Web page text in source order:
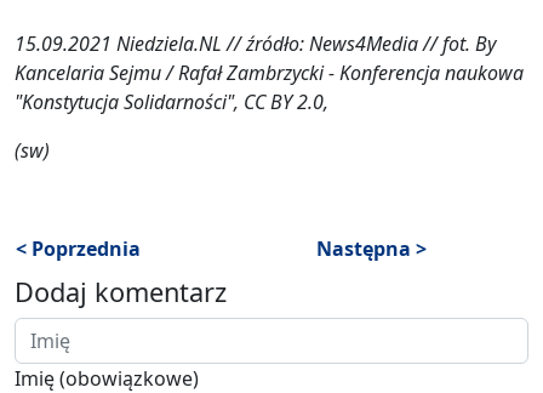
15.09.2021 Niedziela.NL // źródło: News4Media // fot. By
Kancelaria Sejmu / Rafał Zambrzycki - Konferencja naukowa
"Konstytucja Solidarności", CC BY 2.0,
(sw)
< Poprzednia Następna >
Dodaj komentarz
Imię (obowiązkowe)